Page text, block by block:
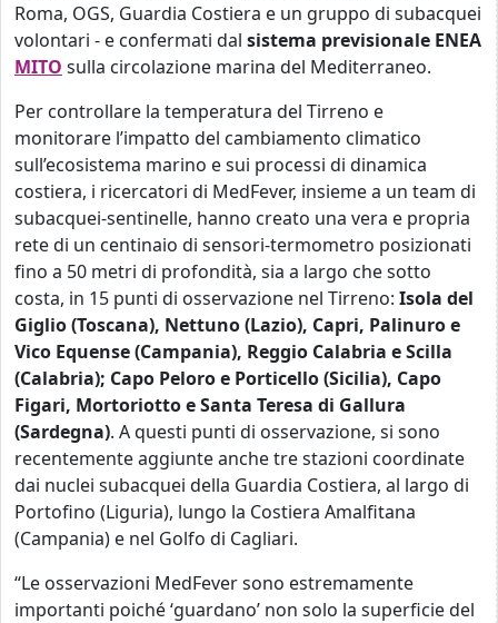
Roma, OGS, Guardia Costiera e un gruppo di subacquei
volontari - e confermati dal sistema previsionale ENEA
MITO sulla circolazione marina del Mediterraneo.
Per controllare la temperatura del Tirreno e
monitorare l’impatto del cambiamento climatico
sull’ecosistema marino e sui processi di dinamica
costiera, i ricercatori di MedFever, insieme a un team di
subacquei-sentinelle, hanno creato una vera e propria
rete di un centinaio di sensori-termometro posizionati
fino a 50 metri di profondità, sia a largo che sotto
costa, in 15 punti di osservazione nel Tirreno: Isola del
Giglio (Toscana), Nettuno (Lazio), Capri, Palinuro e
Vico Equense (Campania), Reggio Calabria e Scilla
(Calabria); Capo Peloro e Porticello (Sicilia), Capo
Figari, Mortoriotto e Santa Teresa di Gallura
(Sardegna). A questi punti di osservazione, si sono
recentemente aggiunte anche tre stazioni coordinate
dai nuclei subacquei della Guardia Costiera, al largo di
Portofino (Liguria), lungo la Costiera Amalfitana
(Campania) e nel Golfo di Cagliari.
“Le osservazioni MedFever sono estremamente
importanti poiché ‘guardano’ non solo la superficie del